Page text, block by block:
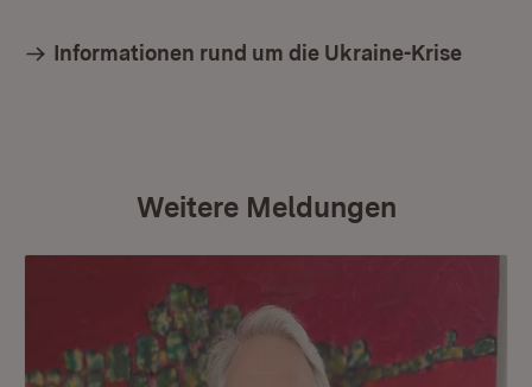
Informationen rund um die Ukraine-Krise
Weitere Meldungen